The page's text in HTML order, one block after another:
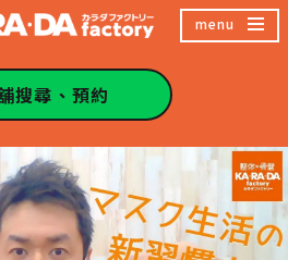
menu
搜尋、預約